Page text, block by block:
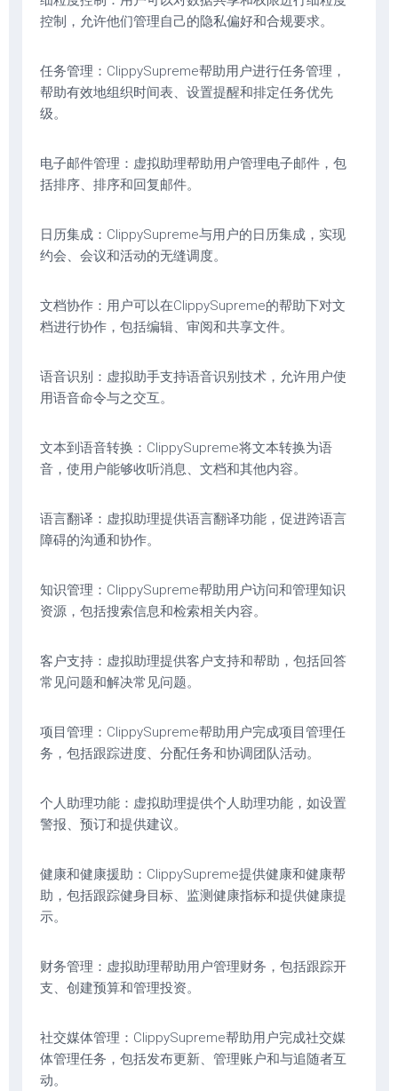
控制，允许他们管理自己的隐私偏好和合规要求。
任务管理：ClippySupreme帮助用户进行任务管理，
帮助有效地组织时间表、设置提醒和排定任务优先
级。
电子邮件管理：虚拟助理帮助用户管理电子邮件，包
括排序、排序和回复邮件。
日历集成：ClippySupreme与用户的日历集成，实现
约会、会议和活动的无缝调度。
文档协作：用户可以在ClippySupreme的帮助下对文
档进行协作，包括编辑、审阅和共享文件。
语音识别：虚拟助手支持语音识别技术，允许用户使
用语音命令与之交互。
文本到语音转换：ClippySupreme将文本转换为语
音，使用户能够收听消息、文档和其他内容。
语言翻译：虚拟助理提供语言翻译功能，促进跨语言
障碍的沟通和协作。
知识管理：ClippySupreme帮助用户访问和管理知识
资源，包括搜索信息和检索相关内容。
客户支持：虚拟助理提供客户支持和帮助，包括回答
常见问题和解决常见问题。
项目管理：ClippySupreme帮助用户完成项目管理任
务，包括跟踪进度、分配任务和协调团队活动。
个人助理功能：虚拟助理提供个人助理功能，如设置
警报、预订和提供建议。
健康和健康援助：ClippySupreme提供健康和健康帮
助，包括跟踪健身目标、监测健康指标和提供健康提
示。
财务管理：虚拟助理帮助用户管理财务，包括跟踪开
支、创建预算和管理投资。
社交媒体管理：ClippySupreme帮助用户完成社交媒
体管理任务，包括发布更新、管理账户和与追随者互
动。